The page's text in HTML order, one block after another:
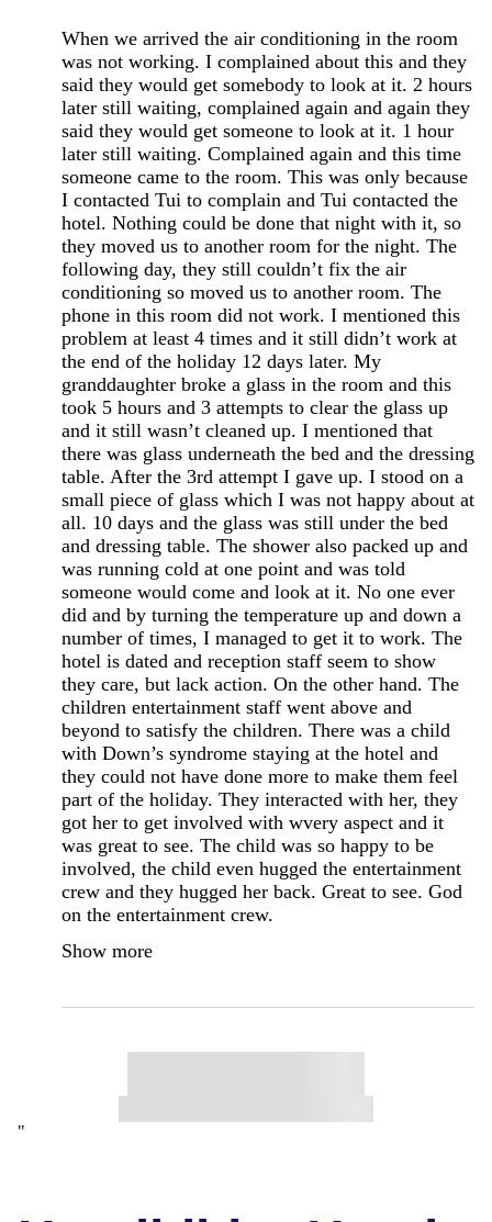
When we arrived the air conditioning in the room
was not working. I complained about this and they
said they would get somebody to look at it. 2 hours
later still waiting, complained again and again they
said they would get someone to look at it. 1 hour
later still waiting. Complained again and this time
someone came to the room. This was only because
I contacted Tui to complain and Tui contacted the
hotel. Nothing could be done that night with it, so
they moved us to another room for the night. The
following day, they still couldn’t fix the air
conditioning so moved us to another room. The
phone in this room did not work. I mentioned this
problem at least 4 times and it still didn’t work at
the end of the holiday 12 days later. My
granddaughter broke a glass in the room and this
took 5 hours and 3 attempts to clear the glass up
and it still wasn’t cleaned up. I mentioned that
there was glass underneath the bed and the dressing
table. After the 3rd attempt I gave up. I stood on a
small piece of glass which I was not happy about at
all. 10 days and the glass was still under the bed
and dressing table. The shower also packed up and
was running cold at one point and was told
someone would come and look at it. No one ever
did and by turning the temperature up and down a
number of times, I managed to get it to work. The
hotel is dated and reception staff seem to show
they care, but lack action. On the other hand. The
children entertainment staff went above and
beyond to satisfy the children. There was a child
with Down’s syndrome staying at the hotel and
they could not have done more to make them feel
part of the holiday. They interacted with her, they
got her to get involved with wvery aspect and it
was great to see. The child was so happy to be
involved, the child even hugged the entertainment
crew and they hugged her back. Great to see. God
on the entertainment crew.
Show more
"